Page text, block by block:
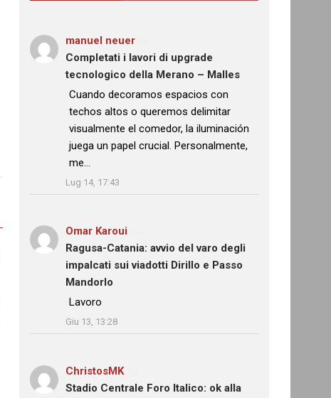
manuel neuer
Completati i lavori di upgrade
tecnologico della Merano – Malles
: “
Cuando decoramos espacios con
techos altos o queremos delimitar
visualmente el comedor, la iluminación
juega un papel crucial. Personalmente,
me…
Lug 14, 17:43
Omar Karoui
Ragusa-Catania: avvio del varo degli
impalcati sui viadotti Dirillo e Passo
Mandorlo
: “Lavoro
Giu 13, 13:28
ChristosMKsu
Stadio Centrale Foro Italico: ok alla